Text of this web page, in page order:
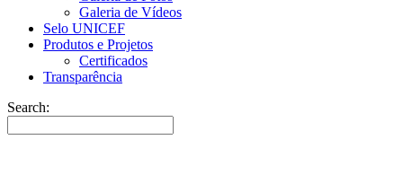
Galeria de Vídeos
Selo UNICEF
Produtos e Projetos
Certificados
Transparência
Search: